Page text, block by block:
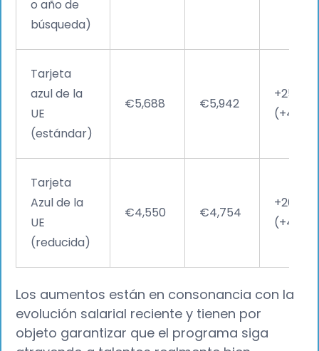
o año de
búsqueda)
Tarjeta
azul de la
UE
(estándar)
€5,688 €5,942
+254 €
(+4,47
Tarjeta
Azul de la
UE
(reducida)
€4,550 €4,754
+204 €
(+4,48
Los aumentos están en consonancia con la
evolución salarial reciente y tienen por
objeto garantizar que el programa siga